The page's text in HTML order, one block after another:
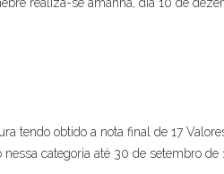
tendo obtido a nota final de 17
categoria até 30 de setembro de